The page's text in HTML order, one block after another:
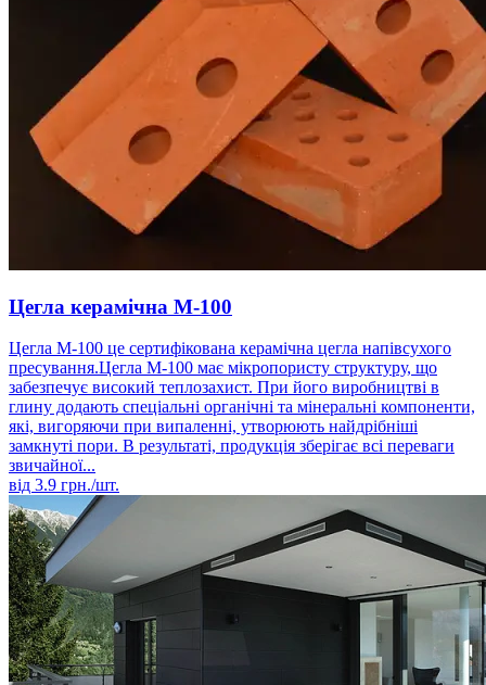
Цегла керамічна М-100
Цегла М-100 це сертифікована керамічна цегла напівсухого
пресування.Цегла М-100 має мікропористу структуру, що
забезпечує високий теплозахист. При його виробництві в
глину додають спеціальні органічні та мінеральні компоненти,
які, вигоряючи при випаленні, утворюють найдрібніші
замкнуті пори. В результаті, продукція зберігає всі переваги
звичайної...
від 3.9 грн./шт.